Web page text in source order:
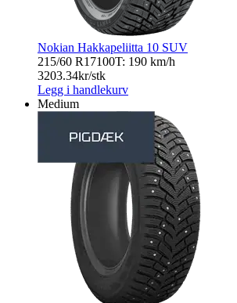
Nokian Hakkapeliitta 10 SUV
215/60 R17100T: 190 km/h
3203.34kr/stk
Legg i handlekurv
Medium